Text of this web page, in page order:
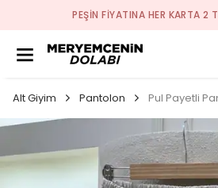
PEŞİN FİYATINA HER KARTA 2
Alt Giyim Pantolon Pul Payetli